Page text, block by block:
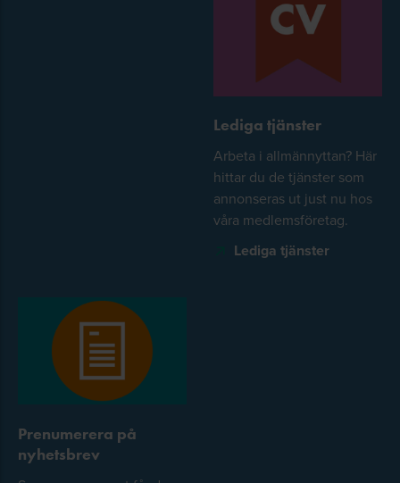
Lediga tjänster
Arbeta i allmännyttan? Här
hittar du de tjänster som
annonseras ut just nu hos
våra medlemsföretag.
Lediga tjänster
Prenumerera på
nyhetsbrev